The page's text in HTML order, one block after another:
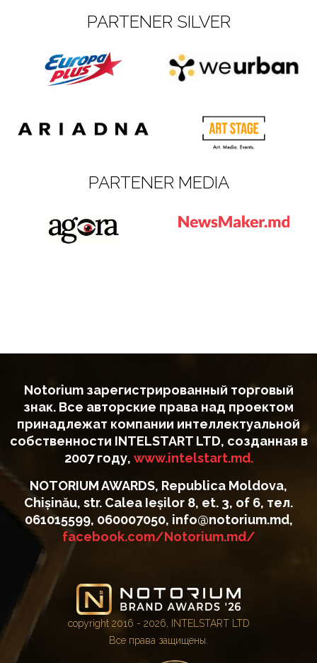
PARTENER SILVER
PARTENER MEDIA
Notorium зарегистрированный торговый
знак. Все авторские права над проектом
принадлежат компании интеллектуальной
собственности INTELSTART LTD, созданная в
2007 году, www.intelstart.md.
NOTORIUM AWARDS, Republica Moldova,
Chișinău, str. Calea Ieșilor 8, et. 3, of 6, тел.
061015599, 060007050, info@notorium.md,
facebook.com/Notorium.md/
copyright 2016 - 2026, INTELSTART LTD
Все права защищены.